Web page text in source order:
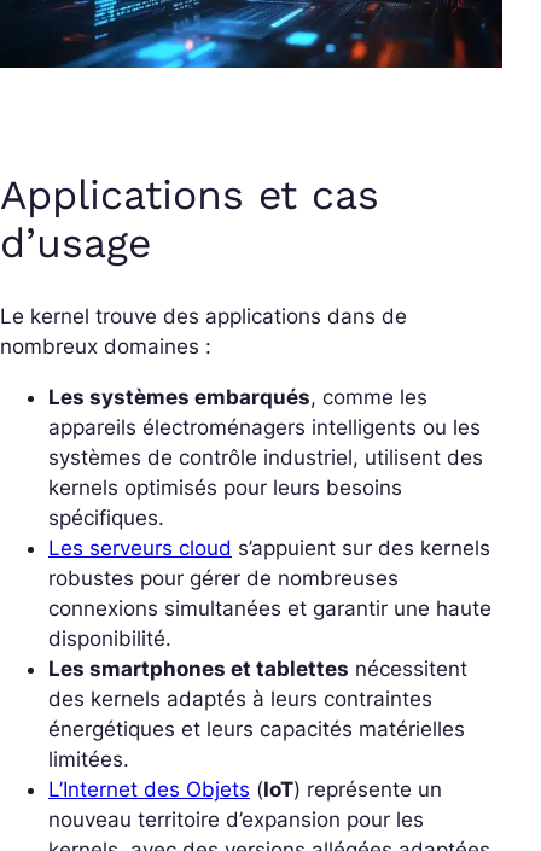
Applications et cas
d’usage
Le kernel trouve des applications dans de
nombreux domaines :
Les systèmes embarqués, comme les
appareils électroménagers intelligents ou les
systèmes de contrôle industriel, utilisent des
kernels optimisés pour leurs besoins
spécifiques.
Les serveurs cloud s’appuient sur des kernels
robustes pour gérer de nombreuses
connexions simultanées et garantir une haute
disponibilité.
Les smartphones et tablettes nécessitent
des kernels adaptés à leurs contraintes
énergétiques et leurs capacités matérielles
limitées.
L’Internet des Objets (IoT) représente un
nouveau territoire d’expansion pour les